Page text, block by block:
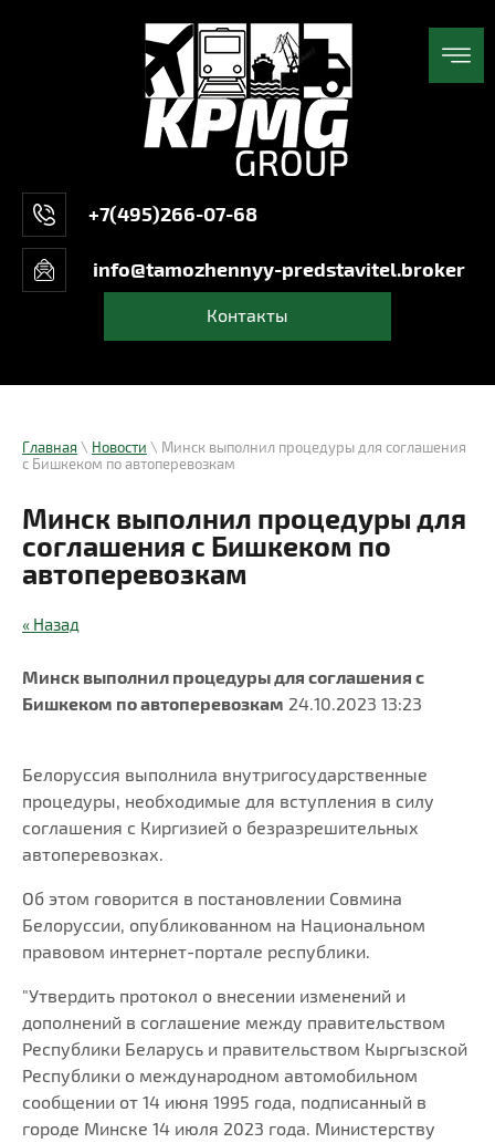
+7(495)266-07-68
info@tamozhennyy-predstavitel.broker
Контакты
Главная \ Новости \ Минск выполнил процедуры для соглашения
с Бишкеком по автоперевозкам
Минск выполнил процедуры для
соглашения с Бишкеком по
автоперевозкам
« Назад
Минск выполнил процедуры для соглашения с
Бишкеком по автоперевозкам 24.10.2023 13:23
Белоруссия выполнила внутригосударственные
процедуры, необходимые для вступления в силу
соглашения с Киргизией о безразрешительных
автоперевозках.
Об этом говорится в постановлении Совмина
Белоруссии, опубликованном на Национальном
правовом интернет-портале республики.
"Утвердить протокол о внесении изменений и
дополнений в соглашение между правительством
Республики Беларусь и правительством Кыргызской
Республики о международном автомобильном
сообщении от 14 июня 1995 года, подписанный в
городе Минске 14 июля 2023 года. Министерству